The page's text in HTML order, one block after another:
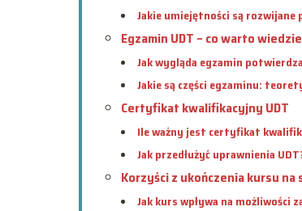
Jakie umiejętności są rozwijane
Egzamin UDT – co warto
Jak wygląda egzamin
Jakie są części egzaminu:
Certyfikat kwalifikacyjny UDT
Ile ważny jest certyfikat
Jak przedłużyć uprawnienia
Korzyści z ukończenia kursu na
Jak kurs wpływa na możliwości